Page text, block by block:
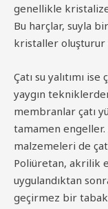
genellikle kristalize
Bu harçlar, suyla
kristaller oluşturur
Çatı su yalıtımı
yaygın
membranlar çatı
tamamen engeller.
malzemeleri de
Poliüretan, akrilik
uygulandıktan
geçirmez bir